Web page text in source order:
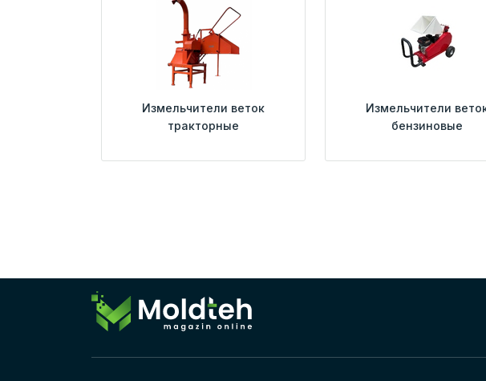
Измельчители веток
тракторные
Измельчители
бензиновые